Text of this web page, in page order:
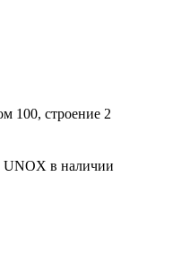
100, строение 2
UNOX в наличии